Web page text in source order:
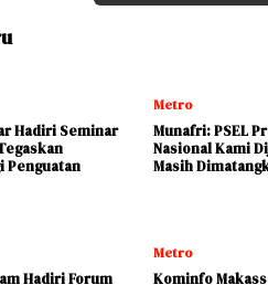
Hadiri Seminar
Penguatan
Metro
Munafri: PSEL
Nasional Kami
Masih
Hadiri Forum
Metro
Kominfo